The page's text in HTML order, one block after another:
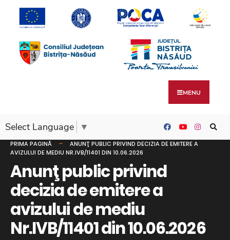
MENU
Select Language ▼
PRIMA PAGINĂ
ANUNŢ PUBLIC PRIVIND DECIZIA DE EMITERE A
AVIZULUI DE MEDIU NR.IVB/11401 DIN 10.06.2026
Anunţ public privind
decizia de emitere a
avizului de mediu
Nr.IVB/11401 din 10.06.2026